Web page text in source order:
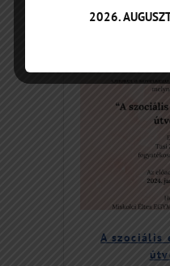
2023
A szociális
2026.